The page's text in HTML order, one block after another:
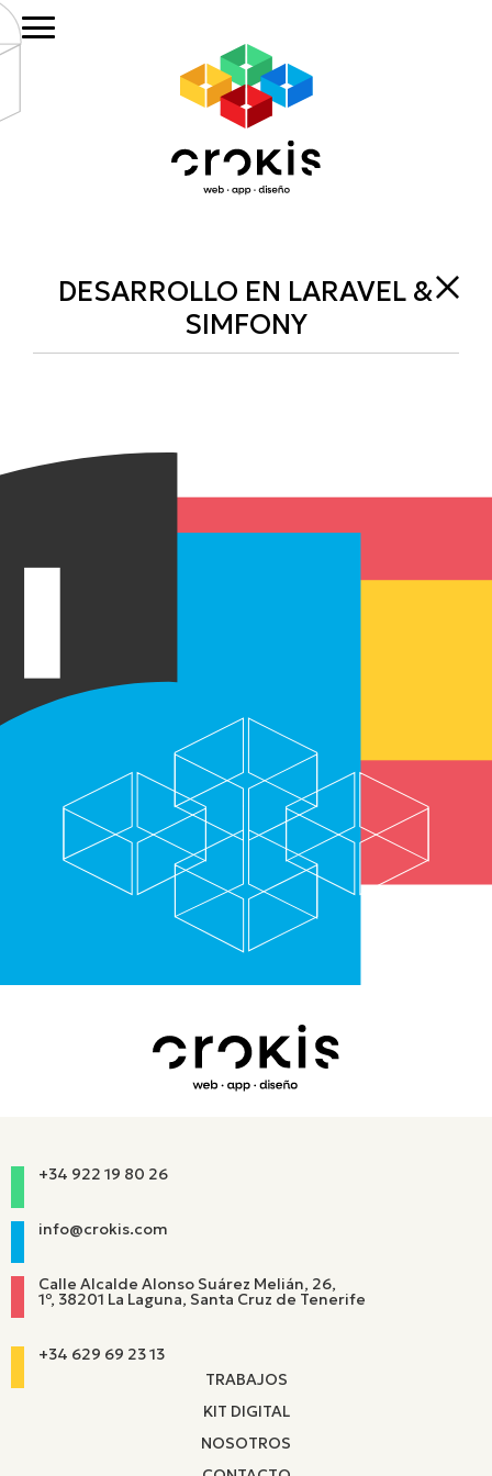
Saltar
al
principal
Saltar
al
de
DESARROLLO EN LARAVEL &
SIMFONY
+34 922 19 80 26
info@crokis.com
Calle Alcalde Alonso Suárez Melián, 26,
1º, 38201 La Laguna, Santa Cruz de Tenerife
+34 629 69 23 13
TRABAJOS
KIT DIGITAL
NOSOTROS